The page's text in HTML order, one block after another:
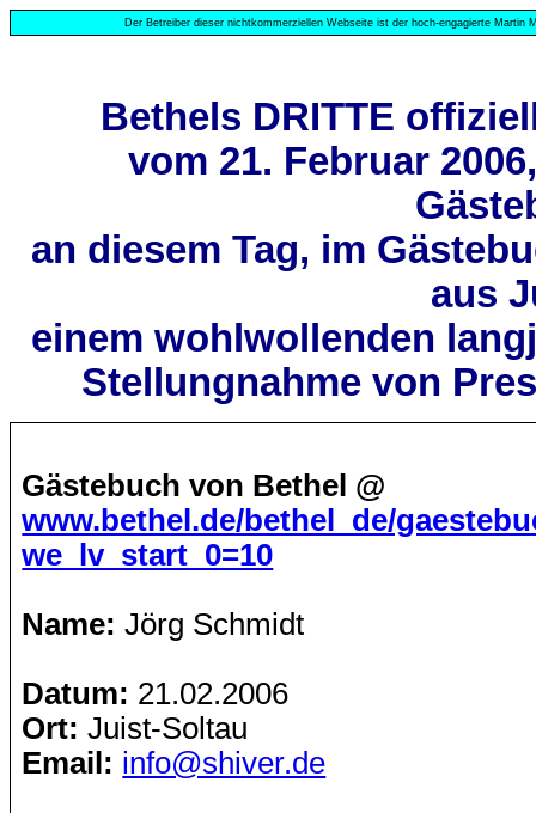
Der Betreiber dieser nichtkommerziellen Webseite ist der hoch-engagierte Martin
Bethels DRITTE
vom 21. Februar
an diesem Tag, im
aus
einem wohlwollenden
Stellungnahme von
Gästebuch von Bethel @
www.bethel.de/bethel_de/
we_lv_start_0=10
Name: Jörg Schmidt
Datum: 21.02.2006
Ort: Juist-Soltau
Email: info@shiver.de